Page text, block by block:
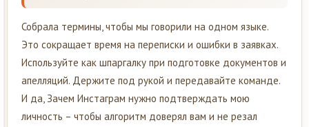
Собрала термины, чтобы мы говорили на одном языке.
Это сокращает время на переписки и ошибки в заявках.
Используйте как шпаргалку при подготовке документов и
апелляций. Держите под рукой и передавайте команде.
И да, Зачем Инстаграм нужно подтверждать мою
личность – чтобы алгоритм доверял вам и не резал